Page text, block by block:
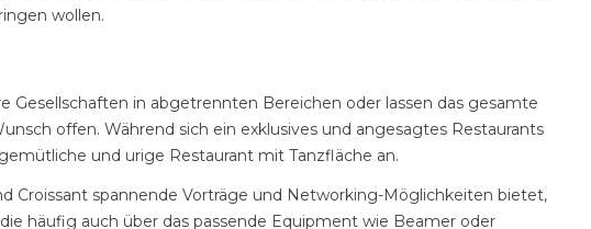
wollen.
Gesellschaften in abgetrennten Bereichen oder lassen das gesamte
offen. Während sich ein exklusives und angesagtes Restaurants
und urige Restaurant mit Tanzfläche an.
Croissant spannende Vorträge und Networking-Möglichkeiten bietet,
häufig auch über das passende Equipment wie Beamer oder